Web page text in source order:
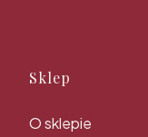
Linki w
Sklep
O sklepie